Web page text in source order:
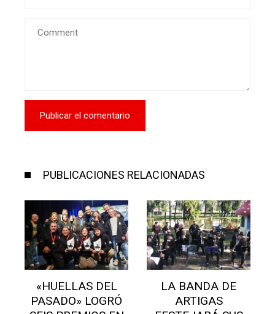
PUBLICACIONES RELACIONADAS
LA BANDA DE
ARTIGAS
LA ESCUELA 54
GANÓ LA POSTA